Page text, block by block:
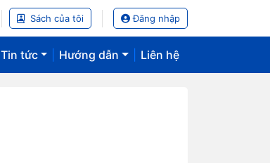
Sách của tôi Đăng nhập
Tin tức Hướng dẫn Liên hệ